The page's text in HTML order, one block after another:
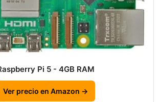
Pi 5 - 4GB RAM
Ver precio en Amazon →